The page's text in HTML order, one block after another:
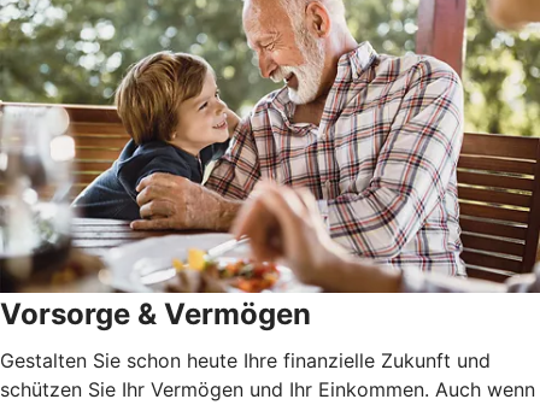
Vorsorge & Vermögen
Gestalten Sie schon heute Ihre finanzielle Zukunft und
schützen Sie Ihr Vermögen und Ihr Einkommen. Auch wenn